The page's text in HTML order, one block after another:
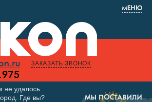
МЕНЮ
ЗАКАЗАТЬ ЗВОНОК
МЫ ПОСТАВИЛИ
не удалось
Где вы?